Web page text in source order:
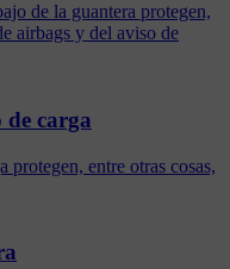
de la guantera protegen,
airbags y del aviso de
de carga
protegen, entre otras cosas,